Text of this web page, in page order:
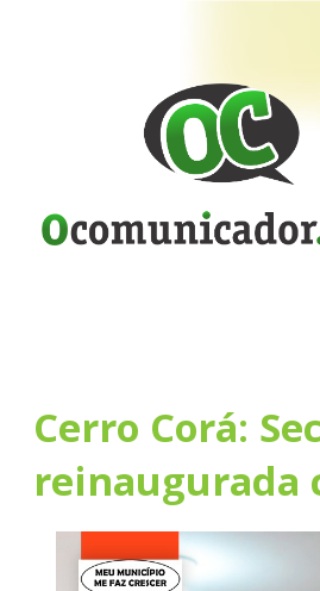
Cerro Corá:
reinaugurada